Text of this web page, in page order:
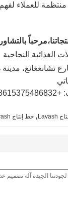
الغذائية النجاحية
, خط إنتاج HONGXIN Lavash